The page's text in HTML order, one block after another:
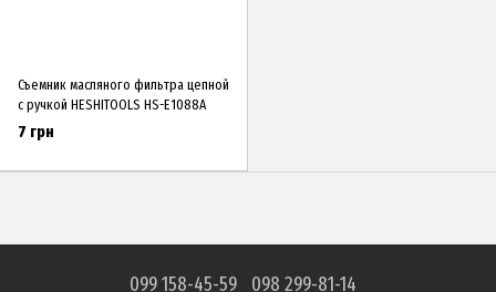
Съемник масляного фильтра цепной
с ручкой HESHITOOLS HS-E1088A
7 грн
099 158-45-59 098 299-81-14